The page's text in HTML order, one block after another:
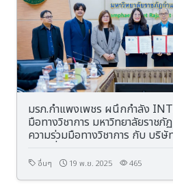
มรภ.กำแพงเพชร ผนึกกำลัง
มือทางวิชาการ มหาวิทยาลัยราชภัฏกำแพงเพชร ลงนาม
ความร่วมมือทางวิชาการ กับ บริ
อื่นๆ 19 พ.ย. 2025 465